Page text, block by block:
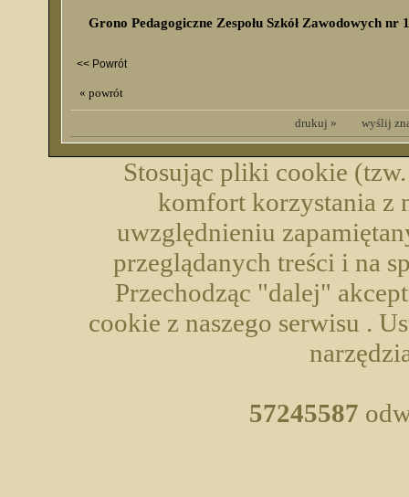
Grono Pedagogiczne Zespołu Szkół Zawodowych
<< Powrót
« powrót
drukuj » wyślij
Stosując pliki cookie
komfort korzystania z
uwzględnieniu
przeglądanych treści i na
Przechodząc "dalej"
cookie z naszego serwisu .
57245587